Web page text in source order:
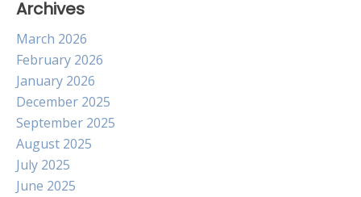
Archives
March 2026
February 2026
January 2026
December 2025
September 2025
August 2025
July 2025
June 2025